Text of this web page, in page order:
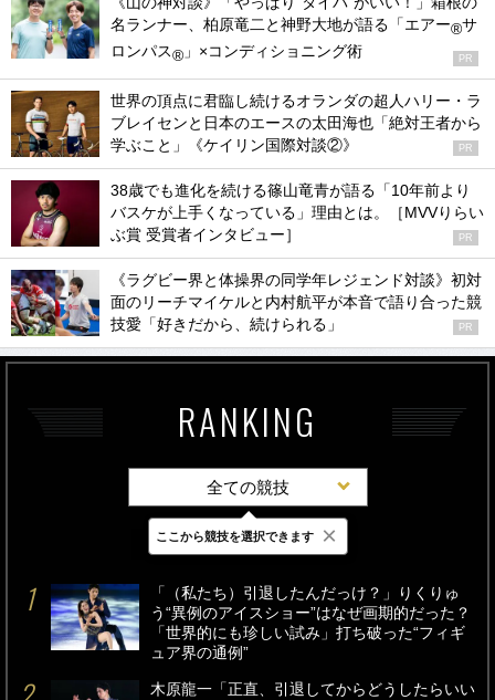
名ランナー、柏原竜二と神野大地が語る「エアー®サ
ロンパス® 」×コンディショニング術 PR
世界の頂点に君臨し続けるオランダの超人ハリー・ラ
ブレイセンと日本のエースの太田海也「絶対王者から
学ぶこと」《ケイリン国際対談②》
PR
38歳でも進化を続ける篠山竜青が語る「10年前より
バスケが上手くなっている」理由とは。［MVVりらい
ぶ賞 受賞者インタビュー］
PR
《ラグビー界と体操界の同学年レジェンド対談》初対
面のリーチマイケルと内村航平が本音で語り合った競
技愛「好きだから、続けられる」
PR
RANKING
全ての競技
最新 24時間 週間
「（私たち）引退したんだっけ？」りくりゅ
う“異例のアイスショー”はなぜ画期的だった？
「世界的にも珍しい試み」打ち破った“フィギ
ュア界の通例”
木原龍一「正直、引退してからどうしたらいい
ここから競技を選択できます ×